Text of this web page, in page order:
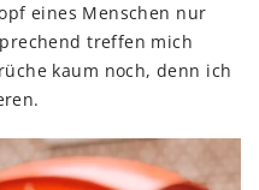
eines Menschen nur
treffen mich
kaum noch, denn ich